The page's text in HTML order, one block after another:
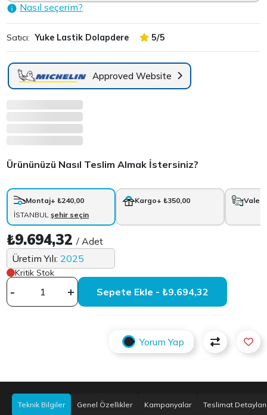
Nasıl seçerim?
Satıcı: Yuke Lastik Dolapdere 5/5
Approved Website
Ürününüzü Nasıl Teslim Almak İstersiniz?
Montaj+ ₺240,00
İSTANBULşehir seçin
Kargo+ ₺350,00 Vale
₺9.694,32/ Adet
Üretim Yılı: 2025
Kritik Stok
- + Sepete Ekle - ₺9.694,32
Yorum Yap
Teknik Bilgiler Genel Özellikler Kampanyalar Teslimat Detayları